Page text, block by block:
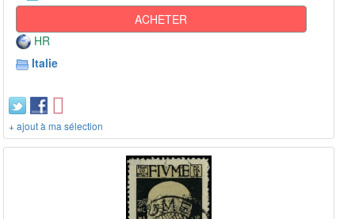
ACHETER
HR
Italie
+ ajout à ma sélection